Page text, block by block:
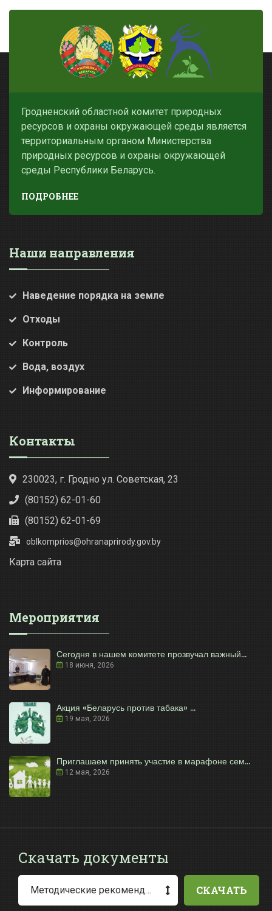
Гродненский областной комитет природных
ресурсов и охраны окружающей среды является
территориальным органом Министерства
природных ресурсов и охраны окружающей
среды Республики Беларусь.
ПОДРОБНЕЕ
Наши направления
Наведение порядка на земле
Отходы
Контроль
Вода, воздух
Информирование
Контакты
230023, г. Гродно ул. Советская, 23
(80152) 62-01-60
(80152) 62-01-69
oblkomprios@ohranaprirody.gov.by
Карта сайта
Мероприятия
Сегодня в нашем комитете прозвучал важный...
18 июня, 2026
Акция «Беларусь против табака» ...
19 мая, 2026
Приглашаем принять участие в марафоне сем...
12 мая, 2026
Скачать документы
Методические рекомендации по заполнению заявления о выдаче разрешения на специальное водопользование СКАЧАТЬ